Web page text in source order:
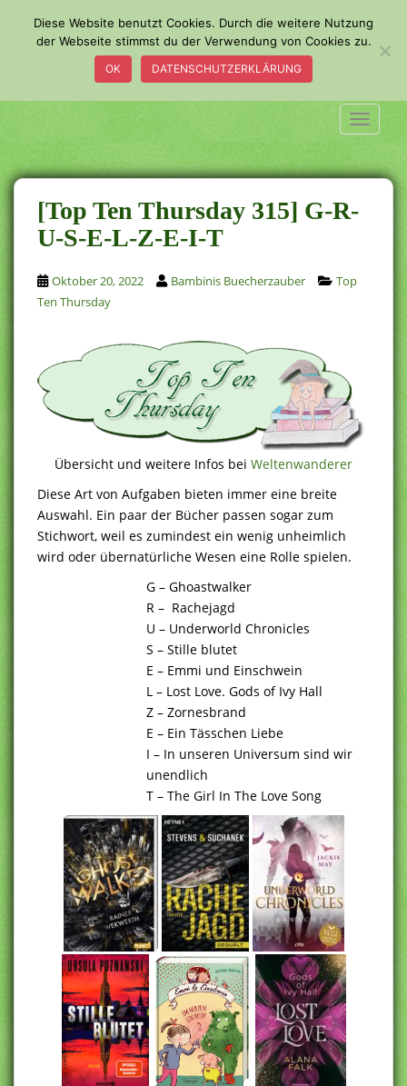
a
i
n
c
o
n
t
e
n
t
[Top Ten Thursday 315] G-R-
U-S-E-L-Z-E-I-T
Oktober 20, 2022 Bambinis Buecherzauber
Top
Ten Thursday
Übersicht und weitere Infos bei Weltenwanderer
Diese Art von Aufgaben bieten immer eine breite
Auswahl. Ein paar der Bücher passen sogar zum
Stichwort, weil es zumindest ein wenig unheimlich
wird oder übernatürliche Wesen eine Rolle spielen.
G – Ghoastwalker
R – Rachejagd
U – Underworld Chronicles
S – Stille blutet
E – Emmi und Einschwein
L – Lost Love. Gods of Ivy Hall
Z – Zornesbrand
E – Ein Tässchen Liebe
I – In unseren Universum sind wir
unendlich
T – The Girl In The Love Song
Diese Website benutzt Cookies. Durch die weitere Nutzung
der Webseite stimmst du der Verwendung von Cookies zu.
OK DATENSCHUTZERKLÄRUNG